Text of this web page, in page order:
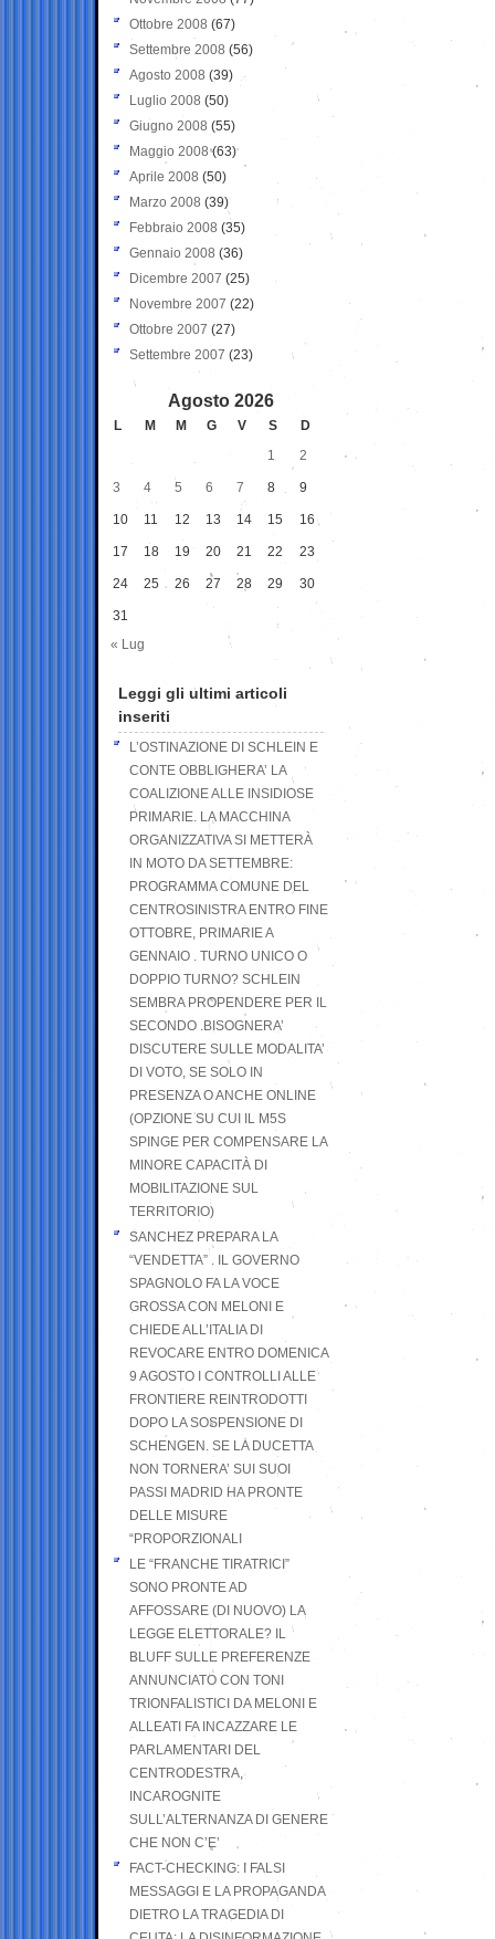
Ottobre 2008 (67)
Settembre 2008 (56)
Agosto 2008 (39)
Luglio 2008 (50)
Giugno 2008 (55)
Maggio 2008(63)
Aprile 2008 (50)
Marzo 2008 (39)
Febbraio 2008 (35)
Gennaio 2008 (36)
Dicembre 2007 (25)
Novembre 2007 (22)
Ottobre 2007 (27)
Settembre 2007 (23)
Agosto 2026
L M M G V S
D
1
2
3 4 5 6 7 8 9
10 11 12 13 14 15 16
17 18 19 20 21 22 23
24 25 26 27 28 29 30
31
« Lug
Leggi gli ultimi articoli
inseriti
L’OSTINAZIONE DI SCHLEIN E
CONTE OBBLIGHERA’ LA
COALIZIONE ALLE INSIDIOSE
PRIMARIE. LA MACCHINA
ORGANIZZATIVA SI METTERÀ
IN MOTO DA SETTEMBRE:
PROGRAMMA COMUNE DEL
CENTROSINISTRA ENTRO FINE
OTTOBRE, PRIMARIE A
GENNAIO . TURNO UNICO O
DOPPIO TURNO? SCHLEIN
SEMBRA PROPENDERE PER IL
SECONDO .BISOGNERA’
DISCUTERE SULLE MODALITA’
DI VOTO, SE SOLO IN
PRESENZA O ANCHE ONLINE
(OPZIONE SU CUI IL M5S
SPINGE PER COMPENSARE LA
MINORE CAPACITÀ DI
MOBILITAZIONE SUL
TERRITORIO)
SANCHEZ PREPARA LA
“VENDETTA” . IL GOVERNO
SPAGNOLO FA LA VOCE
GROSSA CON MELONI E
CHIEDE ALL’ITALIA DI
REVOCARE ENTRO DOMENICA
9 AGOSTO I CONTROLLI ALLE
FRONTIERE REINTRODOTTI
DOPO LA SOSPENSIONE DI
SCHENGEN. SE LA DUCETTA
NON TORNERA’ SUI SUOI
PASSI MADRID HA PRONTE
DELLE MISURE
“PROPORZIONALI
LE “FRANCHE TIRATRICI”
SONO PRONTE AD
AFFOSSARE (DI NUOVO) LA
LEGGE ELETTORALE? IL
BLUFF SULLE PREFERENZE
ANNUNCIATO CON TONI
TRIONFALISTICI DA MELONI E
ALLEATI FA INCAZZARE LE
PARLAMENTARI DEL
CENTRODESTRA,
INCAROGNITE
SULL’ALTERNANZA DI GENERE
CHE NON C’E’
FACT-CHECKING: I FALSI
MESSAGGI E LA PROPAGANDA
DIETRO LA TRAGEDIA DI